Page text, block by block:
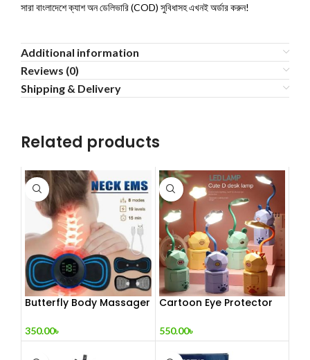
সারা বাংলাদেশে ক্যাশ অন ডেলিভারি (COD) সুবিধাসহ এখনই অর্ডার করুন!
Additional information
Reviews (0)
Shipping & Delivery
Related products
Butterfly Body Massager
রিল্যাক্সেশন! 🦋
350.00৳
Cartoon Eye Protector
550.00৳